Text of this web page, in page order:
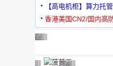
【高电机柜】算力托
机
香港美国CN2/国内高
广告 商业广告，理性选择
广告 商业广告，理性选择
广告 商业广告，理性选择
广告 商业广告，理性选择
广告 商业广告，理性选择
广告 商业广告，理性选择
广告 商业广告，理性选择
广告 商业广告，理性选择
广告 商业广告，理性
广告 商业广告，理性